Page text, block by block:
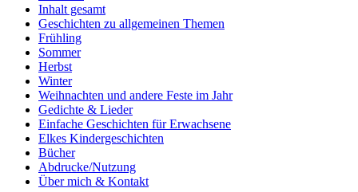
Inhalt gesamt
Geschichten zu allgemeinen Themen
Frühling
Sommer
Herbst
Winter
Weihnachten und andere Feste im Jahr
Gedichte & Lieder
Einfache Geschichten für Erwachsene
Elkes Kindergeschichten
Bücher
Abdrucke/Nutzung
Über mich & Kontakt